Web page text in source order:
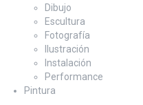
Dibujo
Escultura
Fotografía
Ilustración
Instalación
Performance
Pintura